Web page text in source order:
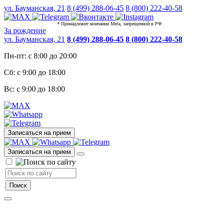
ул. Бауманская, 21 8 (499) 288-06-45 8 (800) 222-40-58
* Принадлежит компании Meta, запрещенной в РФ
За рождение
ул. Бауманская, 21 8 (499) 288-06-45 8 (800) 222-40-58
Пн-пт: с 8:00 до 20:00
Сб: с 9:00 до 18:00
Вс: с 9:00 до 18:00
Записаться на прием
Записаться на прием